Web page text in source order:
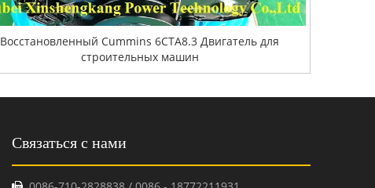
Восстановленный Cummins 6CTA8.3 Двигатель для
строительных машин
Связаться с нами